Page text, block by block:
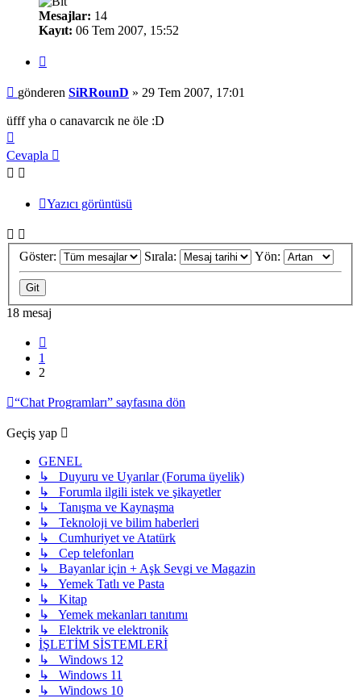
Mesajlar: 14
Kayıt: 06 Tem 2007, 15:52
Mesaj
gönderen SiRRounD » 29 Tem 2007, 17:01
üfff yha o canavarcık ne öle :D
dön
Cevapla
Yazıcı görüntüsü
Göster: Sırala: Yön:
18 mesaj
1
2
“Chat Programları” sayfasına dön
Geçiş yap
GENEL
↳ Duyuru ve Uyarılar (Foruma üyelik)
↳ Forumla ilgili istek ve şikayetler
↳ Tanışma ve Kaynaşma
↳ Teknoloji ve bilim haberleri
↳ Cumhuriyet ve Atatürk
↳ Cep telefonları
↳ Bayanlar için + Aşk Sevgi ve Magazin
↳ Yemek Tatlı ve Pasta
↳ Kitap
↳ Yemek mekanları tanıtımı
↳ Elektrik ve elektronik
İŞLETİM SİSTEMLERİ
↳ Windows 12
↳ Windows 11
↳ Windows 10